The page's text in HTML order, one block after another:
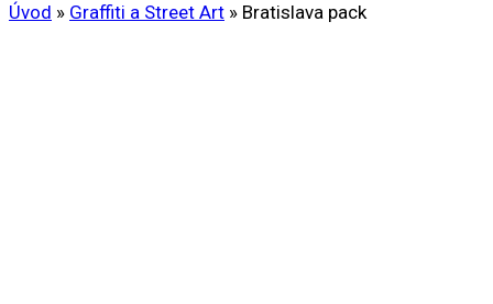
Úvod » Graffiti a Street Art » Bratislava pack